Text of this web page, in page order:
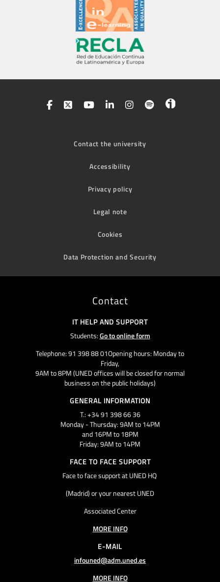
Contact the university
Accessibility
Privacy policy
Legal note
Cookies
Data Protection and Security
Contact
IT HELP AND SUPPORT
Students:Go to online form
Telephone: 91 398 88 01Opening hours: Monday to
Friday,
9AM to 8PM (UNED offices will be closed for normal
business on the public holidays)
GENERAL INFORMATION
T.: +34 91 398 66 36
Monday - Thursday: 9AM to 14PM
and 16PM to 18PM
Friday: 9AM to 14PM
FACE TO FACE SUPPORT
Face to face support at UNED HQ
(Madrid) or your nearest UNED
Associated Center
MORE INFO
E-MAIL
infouned@adm.uned.es
MORE INFO